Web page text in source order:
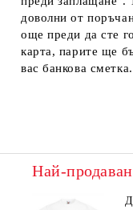
доволни от
още преди да сте
карта, парите ще
вас банкова сметка.
Най-